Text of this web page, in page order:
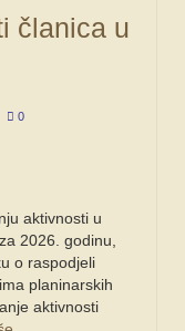
članica u
0
aktivnosti u
2026. godinu,
o raspodjeli
planinarskih
aktivnosti